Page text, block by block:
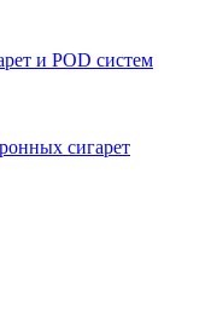
и POD систем
сигарет